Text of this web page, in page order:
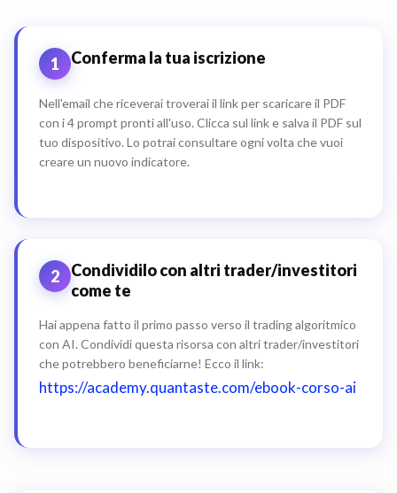
1 Conferma la tua iscrizione
Nell'email che riceverai troverai il link per scaricare il PDF
con i 4 prompt pronti all'uso. Clicca sul link e salva il PDF sul
tuo dispositivo. Lo potrai consultare ogni volta che vuoi
creare un nuovo indicatore.
2
Condividilo con altri trader/investitori
come te
Hai appena fatto il primo passo verso il trading algoritmico
con AI. Condividi questa risorsa con altri trader/investitori
che potrebbero beneficiarne! Ecco il link:
https://academy.quantaste.com/ebook-corso-ai